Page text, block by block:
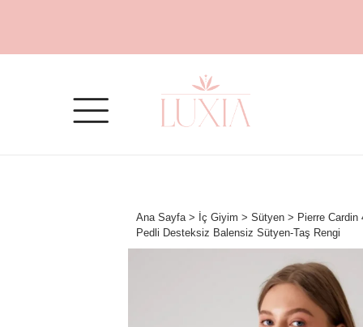
Ana Sayfa> İç Giyim > Sütyen> Pierre Cardin
Pedli Desteksiz Balensiz Sütyen-Taş Rengi